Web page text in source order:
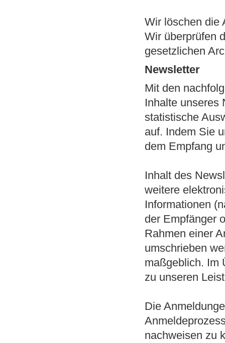
Wir löschen die
Wir überprüfen
gesetzlichen
Newsletter
Mit den
Inhalte unseres
statistische
auf. Indem Sie
dem Empfang
Inhalt des
weitere
Informationen
der Empfänger
Rahmen einer
umschrieben
maßgeblich. Im
zu unseren
Die
nachweisen zu